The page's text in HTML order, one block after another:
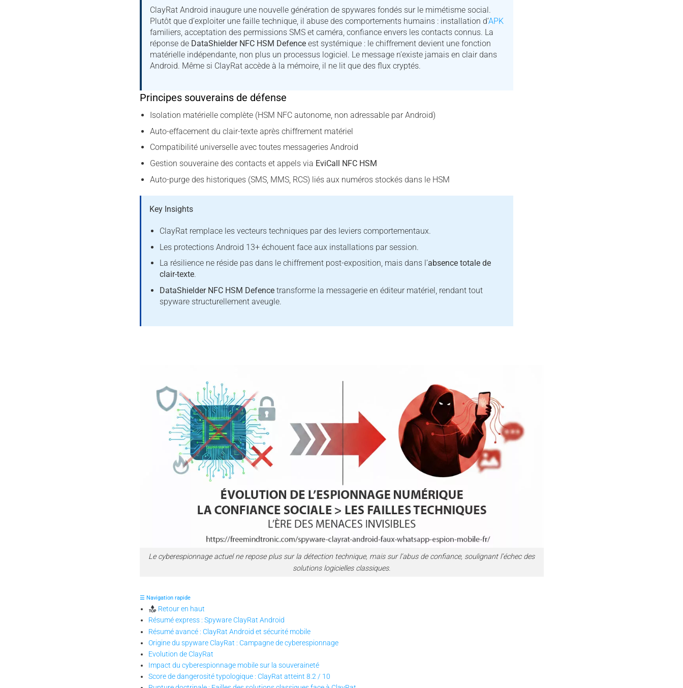
ClayRat Android inaugure une nouvelle génération de spywares fondés sur le mimétisme social.
Plutôt que d’exploiter une faille technique, il abuse des comportements humains : installation d’APK
familiers, acceptation des permissions SMS et caméra, confiance envers les contacts connus. La
réponse de DataShielder NFC HSM Defenceest systémique : le chiffrement devient une fonction
matérielle indépendante, non plus un processus logiciel. Le message n’existe jamais en clair dans
Android. Même si ClayRat accède à la mémoire, il ne lit que des flux cryptés.
Principes souverains de défense
Isolation matérielle complète (HSM NFC autonome, non adressable par Android)
Auto-effacement du clair-texte après chiffrement matériel
Compatibilité universelle avec toutes messageries Android
Gestion souveraine des contacts et appels via EviCall NFC HSM
Auto-purge des historiques (SMS, MMS, RCS) liés aux numéros stockés dans le HSM
Key Insights
ClayRat remplace les vecteurs techniques par des leviers comportementaux.
Les protections Android 13+ échouent face aux installations par session.
La résilience ne réside pas dans le chiffrement post-exposition, mais dans l’absence totale de
clair-texte.
DataShielder NFC HSM Defence transforme la messagerie en éditeur matériel, rendant tout
spyware structurellement aveugle.
Le cyberespionnage actuel ne repose plus sur la détection technique, mais sur l’abus de confiance, soulignant l’échec des
solutions logicielles classiques.
☰ Navigation rapide
Retour en haut
Résumé express : Spyware ClayRat Android
Résumé avancé : ClayRat Android et sécurité mobile
Origine du spyware ClayRat : Campagne de cyberespionnage
Evolution de ClayRat
Impact du cyberespionnage mobile sur la souveraineté
Score de dangerosité typologique : ClayRat atteint 8.2 / 10